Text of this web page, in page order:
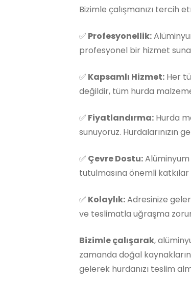
Bizimle çalışmanızı tercih
✅ Profesyonellik:
profesyonel bir hizmet
✅ Kapsamlı Hizmet: Her
değildir, tüm hurda
✅ Fiyatlandırma: Hurda
sunuyoruz. Hurdalarınızın
✅ Çevre Dostu:
tutulmasına önemli
✅ Kolaylık:Adresinize
ve teslimatla uğraşma
Bizimle çalışarak,
zamanda doğal
gelerek hurdanızı teslim